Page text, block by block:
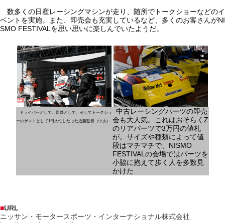
数多くの日産レーシングマシンが走り、随所でトークショーなどのイ
ベントを実施。また、即売会も充実しているなど、多くのお客さんがNI
SMO FESTIVALを思い思いに楽しんでいたようだ。
ドライバーとして、監督として、そしてトークショ
ーのゲストとして1日大忙しだった近藤監督（中央）
中古レーシングパーツの即売
会も大人気。これはおそらくZ
のリアパーツで3万円の値札
が。サイズや種類によって値
段はマチマチで、NISMO
FESTIVALの会場ではパーツを
小脇に抱えて歩く人を多数見
かけた
■URL
ニッサン・モータースポーツ・インターナショナル株式会社